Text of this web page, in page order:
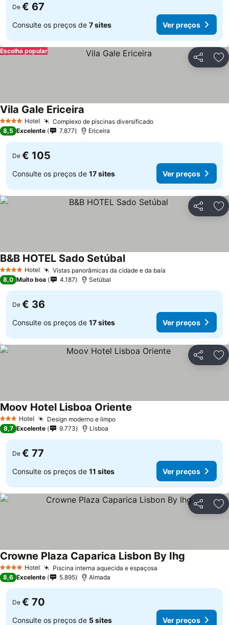
De € 67
Consulte os preços de 7 sites Ver preços
Partilhar
Escolha popular
4 EstrelasHotel Complexo de piscinas diversificado
Vila Gale Ericeira
8,5 Excelente 7.877 Ericeira
De € 105
Consulte os preços de 17 sites Ver preços
Partilhar
4 EstrelasHotel Vistas panorâmicas da cidade e da baía
B&B HOTEL Sado Setúbal
8,0 Muito boa 4.187 Setúbal
De € 36
Consulte os preços de 17 sites Ver preços
Partilhar
3 EstrelasHotel Design moderno e limpo
Moov Hotel Lisboa Oriente
8,7 Excelente 9.773 Lisboa
De € 77
Consulte os preços de 11 sites Ver preços
Partilhar
4 EstrelasHotel Piscina interna aquecida e espaçosa
Crowne Plaza Caparica Lisbon By Ihg
8,6 Excelente 5.895 Almada
De € 70
Consulte os preços de 5 sites Ver preços